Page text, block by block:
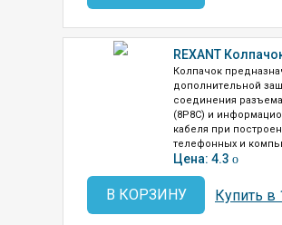
Колпачок
дополнительной
соединения
(8P8C) и
кабеля при
телефонных и
Цена: 4.3 o
В КОРЗИНУ Купить в